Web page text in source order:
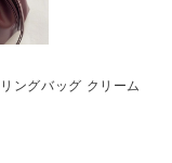
ングバッグ クリーム